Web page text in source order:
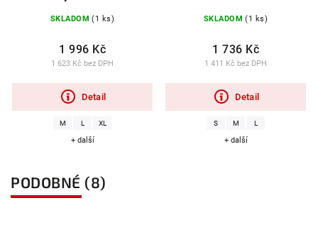
SKLADOM (1 ks)
1 623 Kč bez DPH
1 996 Kč
Detail
M L XL
+ další
SKLADOM (1 ks)
1 411 Kč bez DPH
1 736 Kč
Detail
S M L
+ další
PODOBNÉ (8)